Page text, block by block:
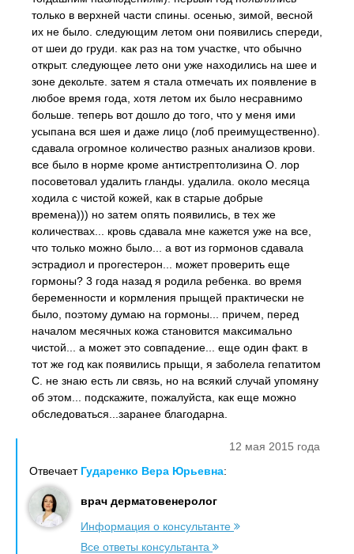
только в верхней части спины. осенью, зимой, весной
их не было. следующим летом они появились спереди,
от шеи до груди. как раз на том участке, что обычно
открыт. следующее лето они уже находились на шее и
зоне декольте. затем я стала отмечать их появление в
любое время года, хотя летом их было несравнимо
больше. теперь вот дошло до того, что у меня ими
усыпана вся шея и даже лицо (лоб преимущественно).
сдавала огромное количество разных анализов крови.
все было в норме кроме антистрептолизина О. лор
посоветовал удалить гланды. удалила. около месяца
ходила с чистой кожей, как в старые добрые
времена))) но затем опять появились, в тех же
количествах... кровь сдавала мне кажется уже на все,
что только можно было... а вот из гормонов сдавала
эстрадиол и прогестерон... может проверить еще
гормоны? 3 года назад я родила ребенка. во время
беременности и кормления прыщей практически не
было, поэтому думаю на гормоны... причем, перед
началом месячных кожа становится максимально
чистой... а может это совпадение... еще один факт. в
тот же год как появились прыщи, я заболела гепатитом
С. не знаю есть ли связь, но на всякий случай упомяну
об этом... подскажите, пожалуйста, как еще можно
обследоваться...заранее благодарна.
12 мая 2015 года
Отвечает Гударенко Вера Юрьевна:
врач дерматовенеролог
Информация о консультанте
Все ответы консультанта